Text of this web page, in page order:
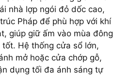
nhà lợp ngói đỏ dốc cao,
Pháp để phù hợp với khí
giúp giữ ấm vào mùa đông
Hệ thống cửa sổ lớn,
mở hoặc cửa chớp gỗ,
dụng tối đa ánh sáng tự